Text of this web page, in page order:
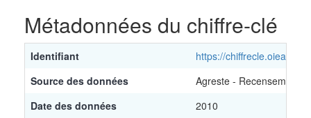
Métadonnées du chiffre-clé
Identifiant
https://chiffrecle.oieau.fr/
Source des données
Agreste - Recensement
Date des données
2010